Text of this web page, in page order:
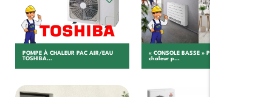
POMPE À CHALEUR PAC AIR/EAU
TOSHIBA...
« CONSOLE BASSE » Pompe à
chaleur p...